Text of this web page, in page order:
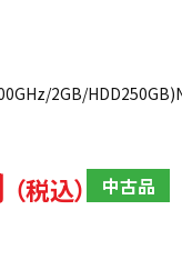
2GB/
中古品